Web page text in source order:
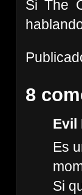
Si The
8
Evil
Es
Si